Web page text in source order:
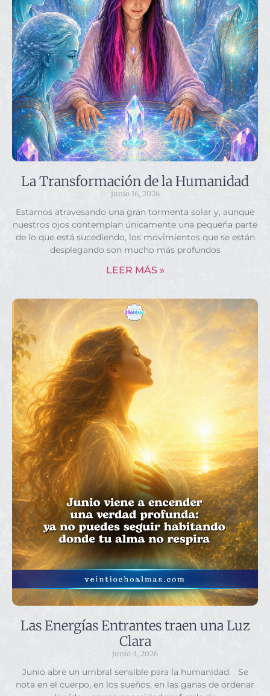
La Transformación de la Humanidad
junio 16, 2026
Estamos atravesando una gran tormenta solar y, aunque
nuestros ojos contemplan únicamente una pequeña parte
de lo que está sucediendo, los movimientos que se están
desplegando son mucho más profundos
LEER MÁS »
Las Energías Entrantes traen una Luz
Clara
junio 3, 2026
Junio abre un umbral sensible para la humanidad. Se
nota en el cuerpo, en los sueños, en las ganas de ordenar